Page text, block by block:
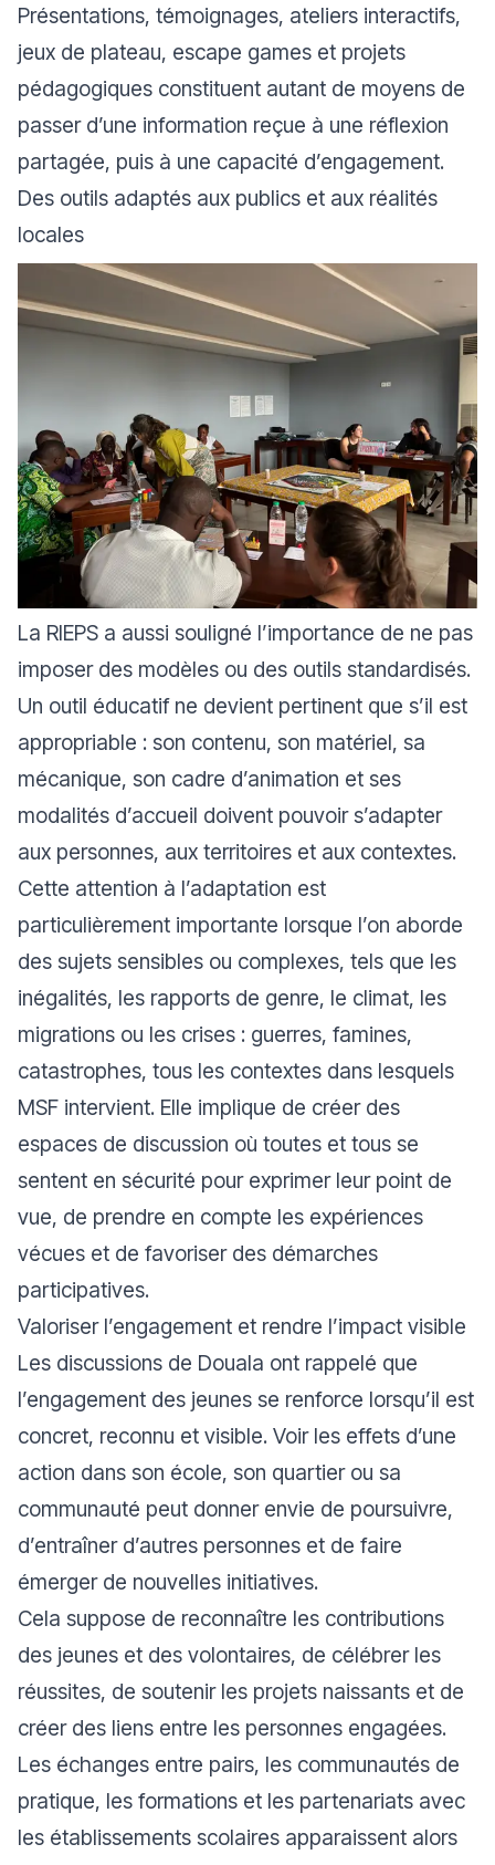
Présentations, témoignages, ateliers interactifs,
jeux de plateau, escape games et projets
pédagogiques constituent autant de moyens de
passer d’une information reçue à une réflexion
partagée, puis à une capacité d’engagement.
Des outils adaptés aux publics et aux réalités
locales
La RIEPS a aussi souligné l’importance de ne pas
imposer des modèles ou des outils standardisés.
Un outil éducatif ne devient pertinent que s’il est
appropriable : son contenu, son matériel, sa
mécanique, son cadre d’animation et ses
modalités d’accueil doivent pouvoir s’adapter
aux personnes, aux territoires et aux contextes.
Cette attention à l’adaptation est
particulièrement importante lorsque l’on aborde
des sujets sensibles ou complexes, tels que les
inégalités, les rapports de genre, le climat, les
migrations ou les crises : guerres, famines,
catastrophes, tous les contextes dans lesquels
MSF intervient. Elle implique de créer des
espaces de discussion où toutes et tous se
sentent en sécurité pour exprimer leur point de
vue, de prendre en compte les expériences
vécues et de favoriser des démarches
participatives.
Valoriser l’engagement et rendre l’impact visible
Les discussions de Douala ont rappelé que
l’engagement des jeunes se renforce lorsqu’il est
concret, reconnu et visible. Voir les effets d’une
action dans son école, son quartier ou sa
communauté peut donner envie de poursuivre,
d’entraîner d’autres personnes et de faire
émerger de nouvelles initiatives.
Cela suppose de reconnaître les contributions
des jeunes et des volontaires, de célébrer les
réussites, de soutenir les projets naissants et de
créer des liens entre les personnes engagées.
Les échanges entre pairs, les communautés de
pratique, les formations et les partenariats avec
les établissements scolaires apparaissent alors